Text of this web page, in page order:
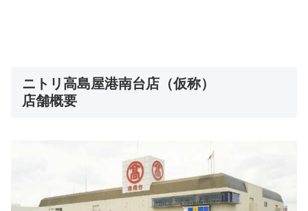
ニトリ高島屋港南台店（仮称）
店舗概要